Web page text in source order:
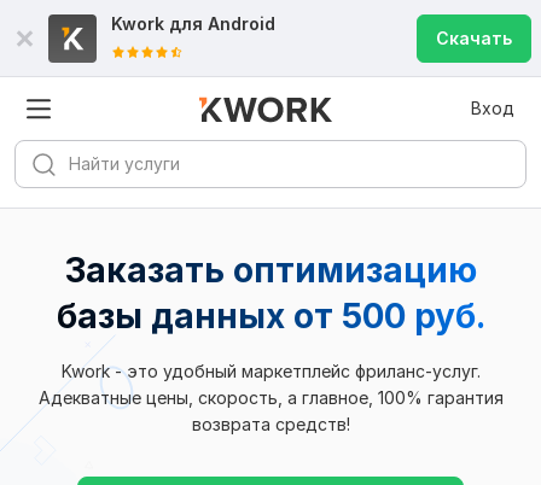
Kwork для Android
Скачать
Вход
Заказать оптимизацию
базы данных от 500 руб.
Kwork - это удобный маркетплейс фриланс-услуг.
Адекватные цены, скорость, а главное, 100% гарантия
возврата средств!